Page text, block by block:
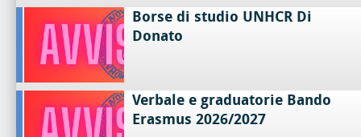
Borse di studio UNHCR Di
Donato
Verbale e graduatorie Bando
Erasmus 2026/2027